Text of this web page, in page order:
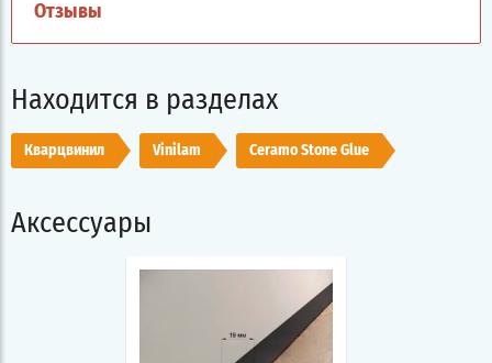
Отзывы
Находится в разделах
Кварцвинил Vinilam Ceramo Stone Glue
Аксессуары